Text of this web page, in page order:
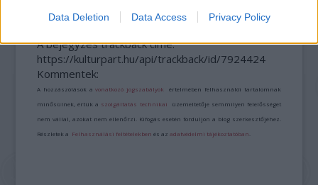
Data Deletion Data Access Privacy Policy
A bejegyzés trackback címe:
https://kulturpart.hu/api/trackback/id/7924424
Kommentek:
A hozzászólások avonatkozó jogszabályok értelmében felhasználói tartalomnak
minősülnek, értük a szolgáltatás technikai üzemeltetője semmilyen felelősséget
nem vállal, azokat nem ellenőrzi. Kifogás esetén forduljon a blog szerkesztőjéhez.
Részletek a Felhasználási feltételekben és azadatvédelmi tájékoztatóban